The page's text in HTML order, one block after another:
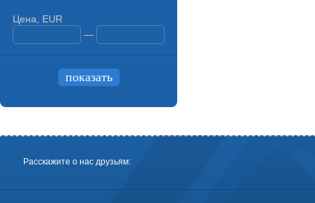
Цена, EUR
—
Расскажите о нас друзьям: